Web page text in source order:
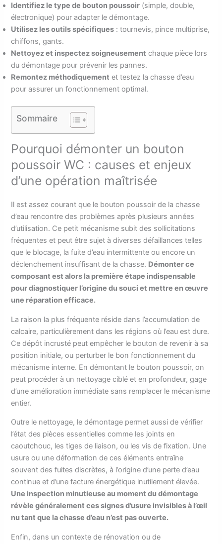
Identifiez le type de bouton poussoir (simple, double,
électronique) pour adapter le démontage.
Utilisez les outils spécifiques : tournevis, pince multiprise,
chiffons, gants.
Nettoyez et inspectez soigneusement chaque pièce lors
du démontage pour prévenir les pannes.
Remontez méthodiquement et testez la chasse d’eau
pour assurer un fonctionnement optimal.
Sommaire
Pourquoi démonter un bouton
poussoir WC : causes et enjeux
d’une opération maîtrisée
Il est assez courant que le bouton poussoir de la chasse
d’eau rencontre des problèmes après plusieurs années
d’utilisation. Ce petit mécanisme subit des sollicitations
fréquentes et peut être sujet à diverses défaillances telles
que le blocage, la fuite d’eau intermittente ou encore un
déclenchement insuffisant de la chasse. Démonter ce
composant est alors la première étape indispensable
pour diagnostiquer l’origine du souci et mettre en œuvre
une réparation efficace.
La raison la plus fréquente réside dans l’accumulation de
calcaire, particulièrement dans les régions où l’eau est dure.
Ce dépôt incrusté peut empêcher le bouton de revenir à sa
position initiale, ou perturber le bon fonctionnement du
mécanisme interne. En démontant le bouton poussoir, on
peut procéder à un nettoyage ciblé et en profondeur, gage
d’une amélioration immédiate sans remplacer le mécanisme
entier.
Outre le nettoyage, le démontage permet aussi de vérifier
l’état des pièces essentielles comme les joints en
caoutchouc, les tiges de liaison, ou les vis de fixation. Une
usure ou une déformation de ces éléments entraîne
souvent des fuites discrètes, à l’origine d’une perte d’eau
continue et d’une facture énergétique inutilement élevée.
Une inspection minutieuse au moment du démontage
révèle généralement ces signes d’usure invisibles à l’œil
nu tant que la chasse d’eau n’est pas ouverte.
Enfin, dans un contexte de rénovation ou de